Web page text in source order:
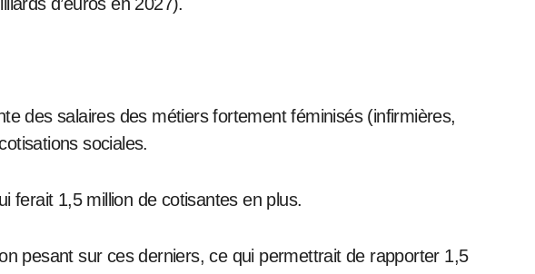
des salaires des métiers fortement féminisés (infirmières,
sociales.
ferait 1,5 million de cotisantes en plus.
pesant sur ces derniers, ce qui permettrait de rapporter 1,5